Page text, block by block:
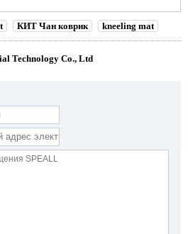
КИТ Чан коврик kneeling mat
Technology Co., Ltd